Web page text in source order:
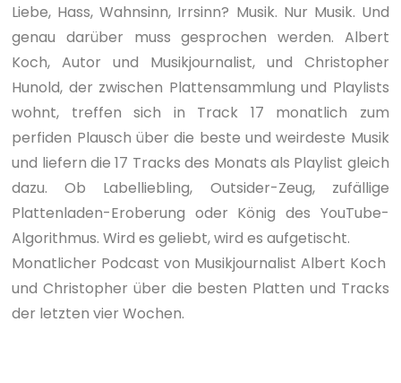
Liebe, Hass, Wahnsinn, Irrsinn? Musik. Nur Musik. Und
genau darüber muss gesprochen werden. Albert
Koch, Autor und Musikjournalist, und Christopher
Hunold, der zwischen Plattensammlung und Playlists
wohnt, treffen sich in Track 17 monatlich zum
perfiden Plausch über die beste und weirdeste Musik
und liefern die 17 Tracks des Monats als Playlist gleich
dazu. Ob Labelliebling, Outsider-Zeug, zufällige
Plattenladen-Eroberung oder König des YouTube-
Algorithmus. Wird es geliebt, wird es aufgetischt.
Monatlicher Podcast von Musikjournalist Albert Koch
und Christopher über die besten Platten und Tracks
der letzten vier Wochen.